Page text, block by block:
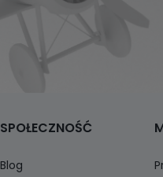
SPOŁECZNOŚĆ
Blog